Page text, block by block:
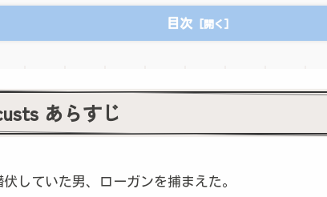
目次
あらすじ
していた男、ローガンを捕まえた。